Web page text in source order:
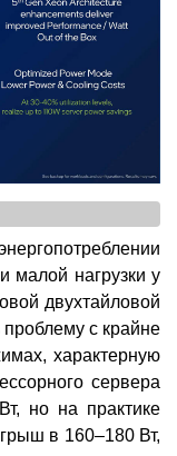
малой нагрузки у
двухтайловой
с крайне
характерную
сервера
но на практике
в 160–180 Вт,